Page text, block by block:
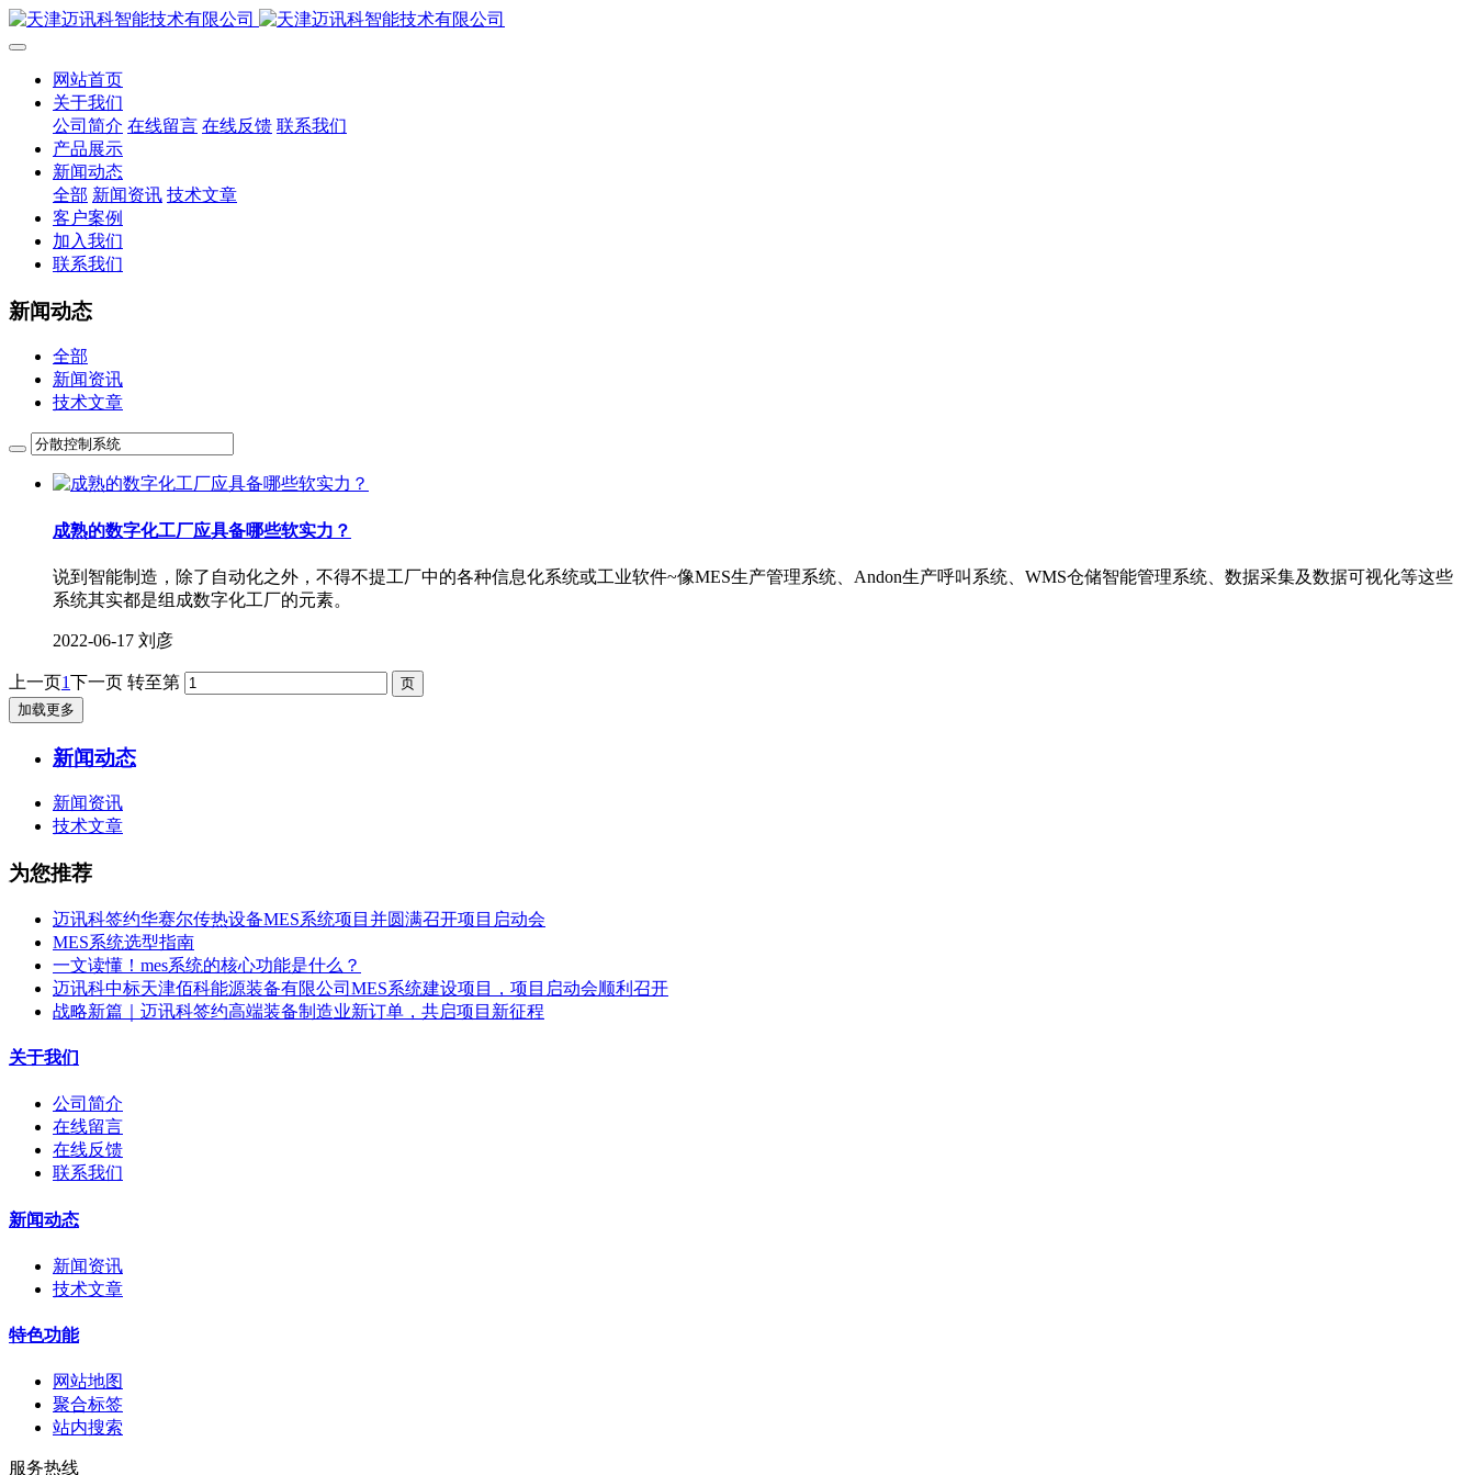
网站首页
关于我们
公司简介 在线留言 在线反馈 联系我们
产品展示
新闻动态
全部 新闻资讯 技术文章
客户案例
加入我们
联系我们
新闻动态
全部
新闻资讯
技术文章
成熟的数字化工厂应具备哪些软实力？
说到智能制造，除了自动化之外，不得不提工厂中的各种信息化系统或工业软件~像MES生产管理系统、Andon生产呼叫系统、WMS仓储智能管理系统、数据采集及数据可视化等这些
系统其实都是组成数字化工厂的元素。
2022-06-17 刘彦
上一页1下一页 转至第
加载更多
新闻动态
新闻资讯
技术文章
为您推荐
迈讯科签约华赛尔传热设备MES系统项目并圆满召开项目启动会
MES系统选型指南
一文读懂！mes系统的核心功能是什么？
迈讯科中标天津佰科能源装备有限公司MES系统建设项目，项目启动会顺利召开
战略新篇｜迈讯科签约高端装备制造业新订单，共启项目新征程
关于我们
公司简介
在线留言
在线反馈
联系我们
新闻动态
新闻资讯
技术文章
特色功能
网站地图
聚合标签
站内搜索
服务热线